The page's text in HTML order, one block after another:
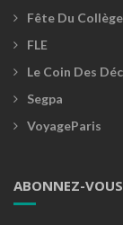
Fête Du Collège
FLE
Le Coin Des
Segpa
VoyageParis
ABONNEZ-